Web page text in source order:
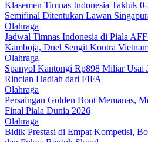
Klasemen Timnas Indonesia Takluk
Semifinal Ditentukan Lawan
Olahraga
Jadwal Timnas Indonesia di Piala
Kamboja, Duel Sengit Kontra
Olahraga
Spanyol Kantongi Rp898 Miliar Usai
Rincian Hadiah dari FIFA‎
Olahraga
Persaingan Golden Boot Memanas,
Final Piala Dunia 2026‎
Olahraga
Bidik Prestasi di Empat Kompetisi,